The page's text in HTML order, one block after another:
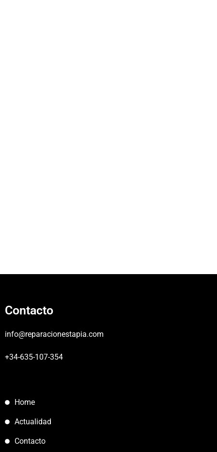
Contacto
info@reparacionestapia.com
+34-635-107-354
Home
Actualidad
Contacto